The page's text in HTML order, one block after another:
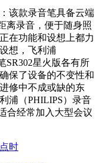
该款录音笔具备云端
离录音，便于随身照
在功能和设想上都力
想，飞利浦
SR302星火版各有所
保了设备的不变性和
修中不成或缺的东
浦（PHILIPS）录音
合经常加入大型会议
时